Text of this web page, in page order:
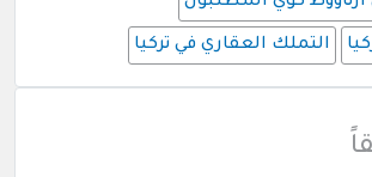
التملك العقاري في تركيا